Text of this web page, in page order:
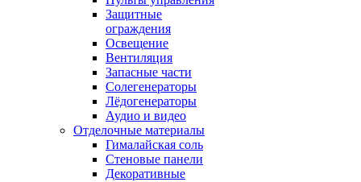
Защитные
ограждения
Освещение
Вентиляция
Запасные части
Солегенераторы
Лёдогенераторы
Аудио и видео
Отделочные материалы
Гималайская соль
Стеновые панели
Декоративные